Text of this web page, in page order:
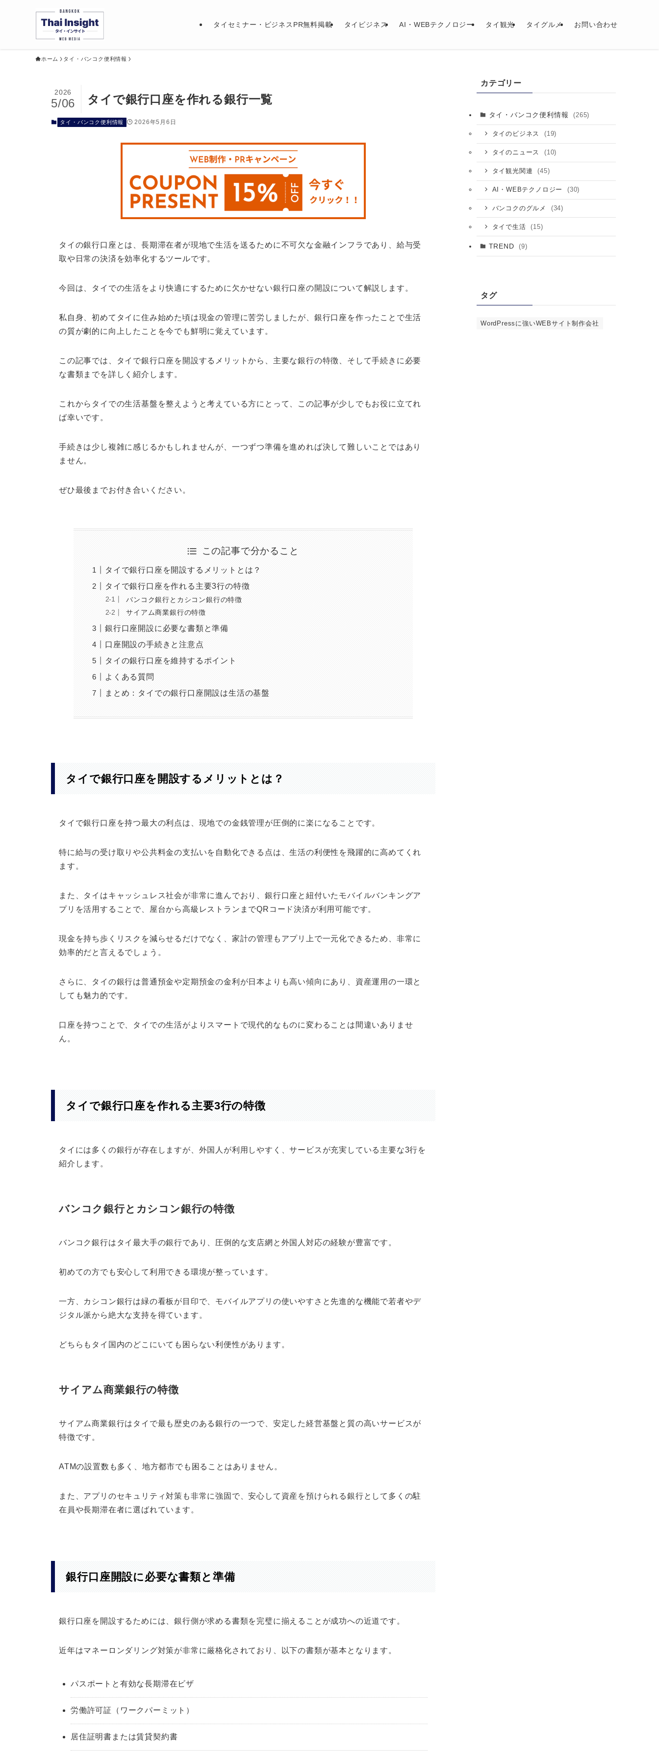
タイセミナー・ビジネスPR無料掲載 タイビジネス AI・WEBテクノロジー タイ観光 タイグルメ お問い合わせ
ホーム タイ・バンコク便利情報
タイで銀行口座を作れる銀行一覧
2026
5/06
タイ・バンコク便利情報 2026年5月6日
タイの銀行口座とは、長期滞在者が現地で生活を送るために不可欠な金融インフラであり、給与受
取や日常の決済を効率化するツールです。
今回は、タイでの生活をより快適にするために欠かせない銀行口座の開設について解説します。
私自身、初めてタイに住み始めた頃は現金の管理に苦労しましたが、銀行口座を作ったことで生活
の質が劇的に向上したことを今でも鮮明に覚えています。
この記事では、タイで銀行口座を開設するメリットから、主要な銀行の特徴、そして手続きに必要
な書類までを詳しく紹介します。
これからタイでの生活基盤を整えようと考えている方にとって、この記事が少しでもお役に立てれ
ば幸いです。
手続きは少し複雑に感じるかもしれませんが、一つずつ準備を進めれば決して難しいことではあり
ません。
ぜひ最後までお付き合いください。
この記事で分かること
タイで銀行口座を開設するメリットとは？
タイで銀行口座を作れる主要3行の特徴
バンコク銀行とカシコン銀行の特徴
サイアム商業銀行の特徴
銀行口座開設に必要な書類と準備
口座開設の手続きと注意点
タイの銀行口座を維持するポイント
よくある質問
まとめ：タイでの銀行口座開設は生活の基盤
タイで銀行口座を開設するメリットとは？
タイで銀行口座を持つ最大の利点は、現地での金銭管理が圧倒的に楽になることです。
特に給与の受け取りや公共料金の支払いを自動化できる点は、生活の利便性を飛躍的に高めてくれ
ます。
また、タイはキャッシュレス社会が非常に進んでおり、銀行口座と紐付いたモバイルバンキングア
プリを活用することで、屋台から高級レストランまでQRコード決済が利用可能です。
現金を持ち歩くリスクを減らせるだけでなく、家計の管理もアプリ上で一元化できるため、非常に
効率的だと言えるでしょう。
さらに、タイの銀行は普通預金や定期預金の金利が日本よりも高い傾向にあり、資産運用の一環と
しても魅力的です。
口座を持つことで、タイでの生活がよりスマートで現代的なものに変わることは間違いありませ
ん。
タイで銀行口座を作れる主要3行の特徴
タイには多くの銀行が存在しますが、外国人が利用しやすく、サービスが充実している主要な3行を
紹介します。
バンコク銀行とカシコン銀行の特徴
バンコク銀行はタイ最大手の銀行であり、圧倒的な支店網と外国人対応の経験が豊富です。
初めての方でも安心して利用できる環境が整っています。
一方、カシコン銀行は緑の看板が目印で、モバイルアプリの使いやすさと先進的な機能で若者やデ
ジタル派から絶大な支持を得ています。
どちらもタイ国内のどこにいても困らない利便性があります。
サイアム商業銀行の特徴
サイアム商業銀行はタイで最も歴史のある銀行の一つで、安定した経営基盤と質の高いサービスが
特徴です。
ATMの設置数も多く、地方都市でも困ることはありません。
また、アプリのセキュリティ対策も非常に強固で、安心して資産を預けられる銀行として多くの駐
在員や長期滞在者に選ばれています。
銀行口座開設に必要な書類と準備
銀行口座を開設するためには、銀行側が求める書類を完璧に揃えることが成功への近道です。
近年はマネーロンダリング対策が非常に厳格化されており、以下の書類が基本となります。
パスポートと有効な長期滞在ビザ
労働許可証（ワークパーミット）
居住証明書または賃貸契約書
カテゴリー
タイ・バンコク便利情報 (265)
タイのビジネス (19)
タイのニュース (10)
タイ観光関連 (45)
AI・WEBテクノロジー (30)
バンコクのグルメ (34)
タイで生活 (15)
TREND (9)
タグ
WordPressに強いWEBサイト制作会社